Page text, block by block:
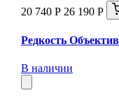
20 740 Р 26 190 Р
Редкость
В наличии